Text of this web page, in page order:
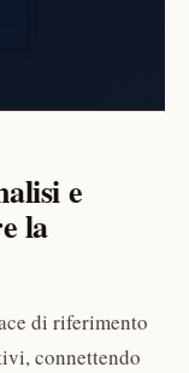
e
la
di riferimento
connettendo